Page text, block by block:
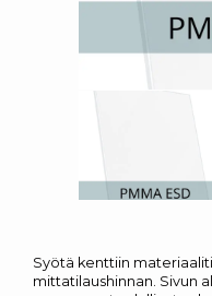
Syötä kenttiin
mittatilaushinnan. Sivun